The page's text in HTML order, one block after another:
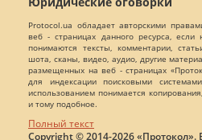
Protocol.ua обладает авторскими
веб - страницах данного ресурса,
понимаются тексты, комментарии,
шота, сканы, видео, аудио, другие
размещенных на веб - страницах
для индексации поисковыми
использованием понимается
и тому подобное.
Полный текст
Copyright © 2014-2026